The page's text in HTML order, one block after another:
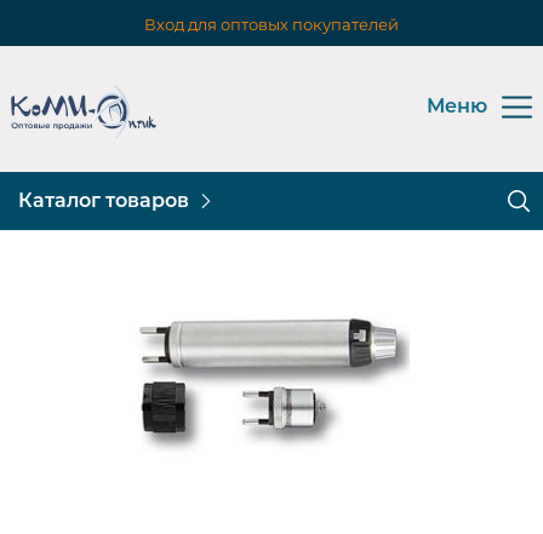
Вход для оптовых покупателей
Меню
Каталог товаров